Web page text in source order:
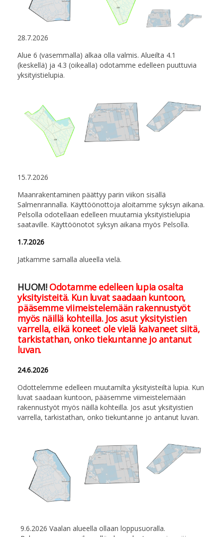
28.7.2026
Alue 6 (vasemmalla) alkaa olla valmis. Alueilta 4.1
(keskellä) ja 4.3 (oikealla) odotamme edelleen puuttuvia
yksityistielupia.
15.7.2026
Maanrakentaminen päättyy parin viikon sisällä
Salmenrannalla. Käyttöönottoja aloitamme syksyn aikana.
Pelsolla odotellaan edelleen muutamia yksityistielupia
saataville. Käyttöönotot syksyn aikana myös Pelsolla.
1.7.2026
Jatkamme samalla alueella vielä.
HUOM! Odotamme edelleen lupia osalta
yksityisteitä. Kun luvat saadaan kuntoon,
pääsemme viimeistelemään rakennustyöt
myös näillä kohteilla. Jos asut yksityistien
varrella, eikä koneet ole vielä kaivaneet siitä,
tarkistathan, onko tiekuntanne jo antanut
luvan.
24.6.2026
Odottelemme edelleen muutamilta yksityisteiltä lupia. Kun
luvat saadaan kuntoon, pääsemme viimeistelemään
rakennustyöt myös näillä kohteilla. Jos asut yksityistien
varrella, tarkistathan, onko tiekuntanne jo antanut luvan.
9.6.2026 Vaalan alueella ollaan loppusuoralla.